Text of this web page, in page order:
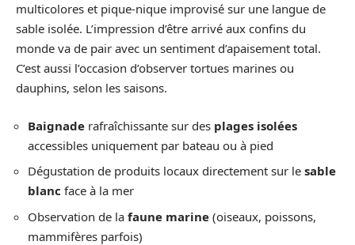
multicolores et pique-nique improvisé sur une langue de
sable isolée. L’impression d’être arrivé aux confins du
monde va de pair avec un sentiment d’apaisement total.
C’est aussi l’occasion d’observer tortues marines ou
dauphins, selon les saisons.
Baignade rafraîchissante sur des plages isolées
accessibles uniquement par bateau ou à pied
Dégustation de produits locaux directement sur le sable
blanc face à la mer
Observation de la faune marine (oiseaux, poissons,
mammifères parfois)